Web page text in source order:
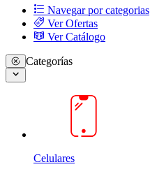
Navegar por categorias
Ver Ofertas
Ver Catálogo
Categorías
Celulares